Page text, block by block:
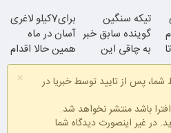
همین الان ببین
تیکه سنگین
گوینده سابق خبر
به چاقی این
خانم در برنامه
زنده
برای7کیلو لاغری
آسان در ماه
همین حالا اقدام
کن!سفارش با
قیمت قدیم
×
پس از تایید توسط خبریا در
باشد منتشر نخواهد شد.
در غیر اینصورت دیدگاه شما